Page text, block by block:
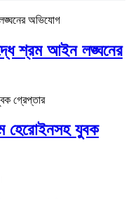
শ্রম আইন লঙ্ঘনের
হেরোইনসহ যুবক